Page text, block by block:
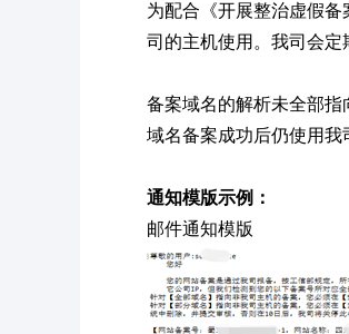
为配合《开展整治虚假
司的主机使用。我司会
备案域名的解析未全部
域名备案成功后仍使用我
通知模版示例：
邮件通知模版